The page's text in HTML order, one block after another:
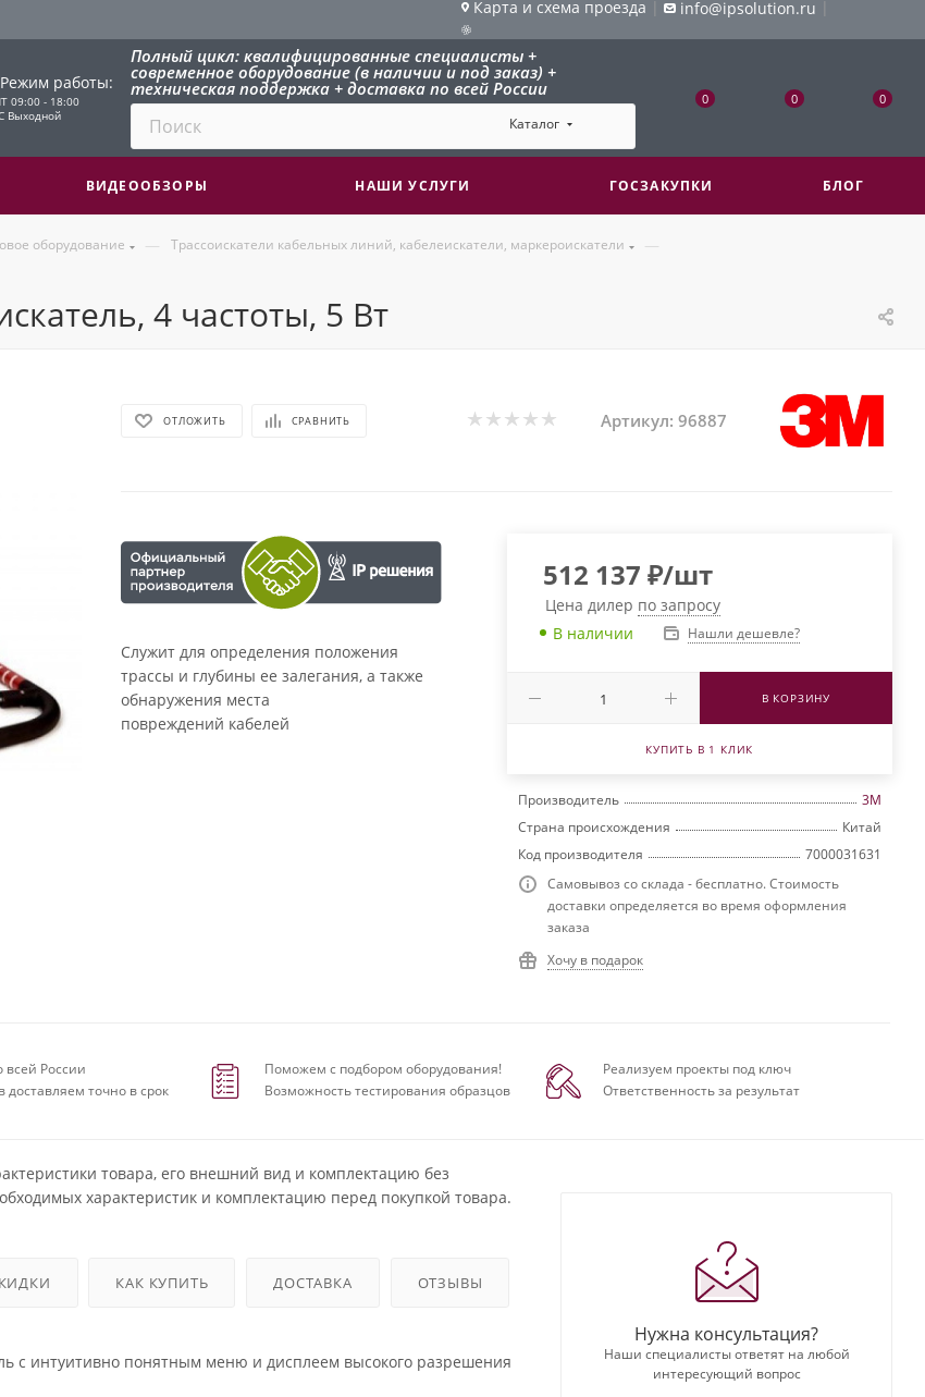
Карта и схема проезда | info@ipsolution.ru |
Режим работы:
09:00 - 18:00
Выходной
Полный цикл: квалифицированные специалисты +
современное оборудование (в наличии и под заказ) +
техническая поддержка + доставка по всей России
Каталог
0 0 0
ВИДЕООБЗОРЫ НАШИ УСЛУГИ ГОСЗАКУПКИ БЛОГ
оборудование — Трассоискатели кабельных линий, кабелеискатели, маркероискатели —
4 частоты, 5 Вт
ОТЛОЖИТЬ СРАВНИТЬ Артикул: 96887
Служит для определения положения
трассы и глубины ее залегания, а также
обнаружения места
повреждений кабелей
512 137 ₽/шт
Цена дилер по запросу
В наличии
Нашли дешевле?
В КОРЗИНУ
КУПИТЬ В 1 КЛИК
Производитель
3M
Страна происхождения
Китай
Код производителя
7000031631
Самовывоз со склада - бесплатно. Стоимость
доставки определяется во время оформления
заказа
Хочу в подарок
всей России
доставляем точно в срок
Поможем с подбором оборудования!
Возможность тестирования образцов
Реализуем проекты под ключ
Ответственность за результат
товара, его внешний вид и комплектацию без
характеристик и комплектацию перед покупкой товара.
КАК КУПИТЬ ДОСТАВКА ОТЗЫВЫ
с интуитивно понятным меню и дисплеем высокого разрешения
Нужна консультация?
Наши специалисты ответят на любой
интересующий вопрос